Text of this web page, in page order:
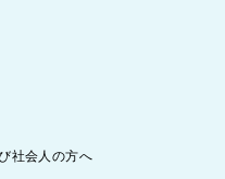
社会人の方へ